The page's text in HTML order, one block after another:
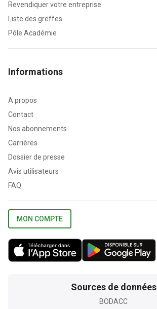
Revendiquer votre entreprise
Liste des greffes
Pôle Académie
Informations
A propos
Contact
Nos abonnements
Carrières
Dossier de presse
Avis utilisateurs
FAQ
MON COMPTE
Sources de données
BODACC